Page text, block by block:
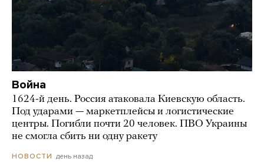
Война
1624-й день. Россия атаковала Киевскую область.
Под ударами — маркетплейсы и логистические
центры. Погибли почти 20 человек. ПВО Украины
не смогла сбить ни одну ракету
НОВОСТИ день назад